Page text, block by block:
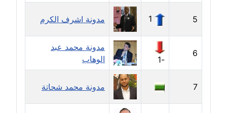
مدونة إيناس عراقي
عاملة
مدونة آيه ابو زهرة
مدونة آية الدرديري
5
1 مدونة اشرف الكرم
6
-1
مدونة محمد عبد
الوهاب
7 مدونة محمد شحاتة